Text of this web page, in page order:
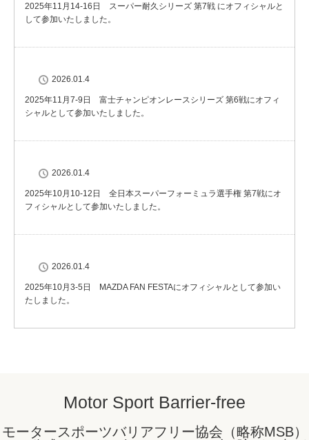
2025年11月14-16日 スーパー耐久シリーズ 第7戦 にオフィシャルと
して参加いたしました。
2026.01.4
2025年11月7-9日 富士チャンピオンレースシリーズ 第6戦にオフィ
シャルとして参加いたしました。
2026.01.4
2025年10月10-12日 全日本スーパーフォーミュラ選手権 第7戦にオ
フィシャルとして参加いたしました。
2026.01.4
2025年10月3-5日 MAZDA FAN FESTAにオフィシャルとして参加い
たしました。
Motor Sport Barrier-free
モータースポーツバリアフリー協会（略称MSB）